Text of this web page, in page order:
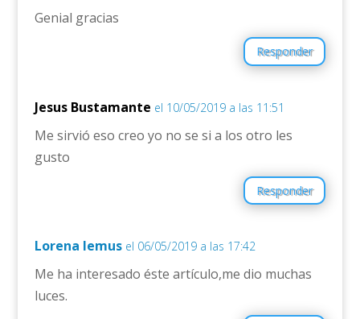
Genial gracias
Responder
Jesus Bustamante el 10/05/2019 a las 11:51
Me sirvió eso creo yo no se si a los otro les
gusto
Responder
Lorena lemus el 06/05/2019 a las 17:42
Me ha interesado éste artículo,me dio muchas
luces.